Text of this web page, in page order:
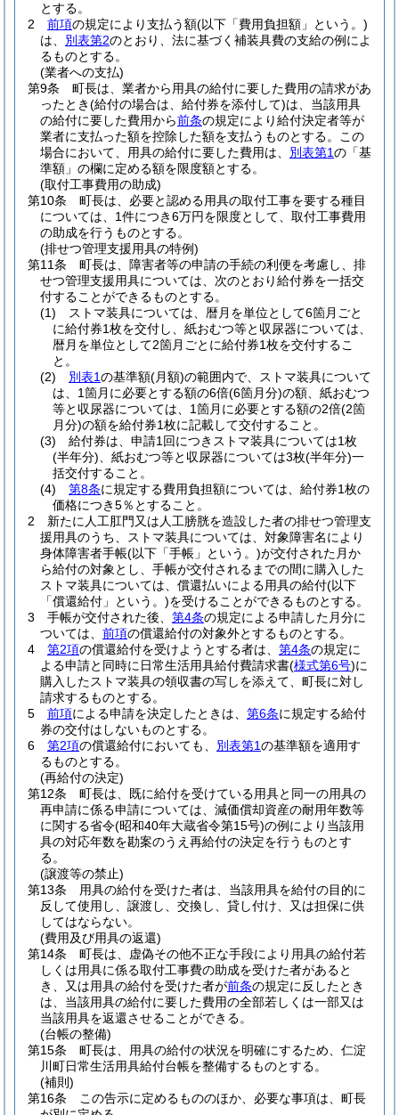
とする。
2
前項の規定により支払う額(以下「費用負担額」という。)
は、 別表第2のとおり、法に基づく補装具費の支給の例によ
るものとする。
(業者への支払)
第9条
町長は、業者から用具の給付に要した費用の請求があ
ったとき(給付の場合は、給付券を添付して)は、当該用具
の給付に要した費用から前条の規定により給付決定者等が
業者に支払った額を控除した額を支払うものとする。
この
場合において、用具の給付に要した費用は、 別表第1の「基
準額」の欄に定める額を限度額とする。
(取付工事費用の助成)
第10条
町長は、必要と認める用具の取付工事を要する種目
については、1件につき6万円を限度として、取付工事費用
の助成を行うものとする。
(排せつ管理支援用具の特例)
第11条
町長は、障害者等の申請の手続の利便を考慮し、排
せつ管理支援用具については、次のとおり給付券を一括交
付することができるものとする。
(1)
ストマ装具については、暦月を単位として6箇月ごと
に給付券1枚を交付し、紙おむつ等と収尿器については、
暦月を単位として2箇月ごとに給付券1枚を交付するこ
と。
(2)
別表1の基準額(月額)の範囲内で、ストマ装具について
は、1箇月に必要とする額の6倍(6箇月分)の額、紙おむつ
等と収尿器については、1箇月に必要とする額の2倍(2箇
月分)の額を給付券1枚に記載して交付すること。
(3)
給付券は、申請1回につきストマ装具については1枚
(半年分) 、紙おむつ等と収尿器については3枚(半年分)一
括交付すること。
(4)
第8条に規定する費用負担額については、給付券1枚の
価格につき5％とすること。
2
新たに人工肛門又は人工膀胱を造設した者の排せつ管理支
援用具のうち、ストマ装具については、対象障害名により
身体障害者手帳(以下「手帳」という。)が交付された月か
ら給付の対象とし、手帳が交付されるまでの間に購入した
ストマ装具については、償還払いによる用具の給付(以下
「償還給付」という。)を受けることができるものとする。
3
手帳が交付された後、 第4条の規定による申請した月分に
ついては、 前項の償還給付の対象外とするものとする。
4
第2項の償還給付を受けようとする者は、 第4条の規定に
よる申請と同時に日常生活用具給付費請求書(様式第6号)に
購入したストマ装具の領収書の写しを添えて、町長に対し
請求するものとする。
5
前項による申請を決定したときは、 第6条に規定する給付
券の交付はしないものとする。
6
第2項の償還給付においても、 別表第1の基準額を適用す
るものとする。
(再給付の決定)
第12条
町長は、既に給付を受けている用具と同一の用具の
再申請に係る申請については、減価償却資産の耐用年数等
に関する省令(昭和40年大蔵省令第15号)の例により当該用
具の対応年数を勘案のうえ再給付の決定を行うものとす
る。
(譲渡等の禁止)
第13条
用具の給付を受けた者は、当該用具を給付の目的に
反して使用し、譲渡し、交換し、貸し付け、又は担保に供
してはならない。
(費用及び用具の返還)
第14条
町長は、虚偽その他不正な手段により用具の給付若
しくは用具に係る取付工事費の助成を受けた者があると
き、又は用具の給付を受けた者が前条の規定に反したとき
は、当該用具の給付に要した費用の全部若しくは一部又は
当該用具を返還させることができる。
(台帳の整備)
第15条
町長は、用具の給付の状況を明確にするため、仁淀
川町日常生活用具給付台帳を整備するものとする。
(補則)
第16条
この告示に定めるもののほか、必要な事項は、町長